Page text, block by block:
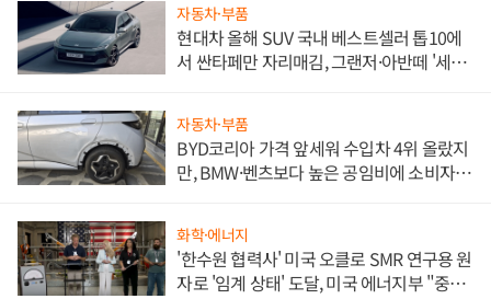
자동차·부품
현대차 올해 SUV 국내 베스트셀러 톱10에
서 싼타페만 자리매김, 그랜저·아반떼 '세단
자동차·부품
BYD코리아 가격 앞세워 수입차 4위 올랐지
만, BMW·벤츠보다 높은 공임비에 소비자
화학·에너지
'한수원 협력사' 미국 오클로 SMR 연구용 원
자로 '임계 상태' 도달, 미국 에너지부 "중요